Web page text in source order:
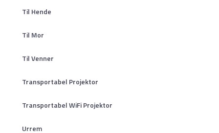
Til Hende
Til Mor
Til Venner
Transportabel Projektor
Transportabel WiFi Projektor
Urrem